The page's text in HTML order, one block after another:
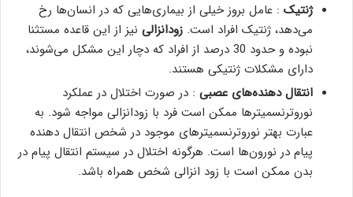
ژنتیک : عامل بروز خیلی از بیماری‌هایی که در انسان‌ها رخ
می‌دهد، ژنتیک افراد است. زودانزالی نیز از این قاعده مستثنا
نبوده و حدود 30 درصد از افراد که دچار این مشکل می‌شوند،
دارای مشکلات ژنتیکی هستند.
انتقال دهنده‌های عصبی : در صورت اختلال در عملکرد
نوروترنسمیتر‌ها ممکن است فرد با زودانزالی مواجه شود. به
عبارت بهتر نوروترنسمیتر‌های موجود در شخص انتقال دهنده
پیام در نورون‌ها است. هرگونه اختلال در سیستم انتقال پیام در
بدن ممکن است با زود انزالی شخص همراه باشد.